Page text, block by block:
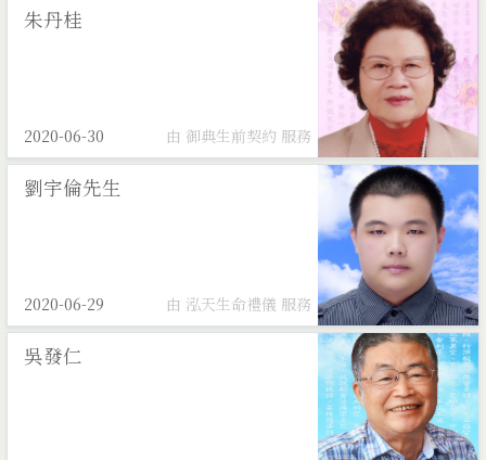
朱丹桂
2020-06-30 由 御典生前契約 服務
劉宇倫先生
2020-06-29 由 泓天生命禮儀 服務
吳發仁